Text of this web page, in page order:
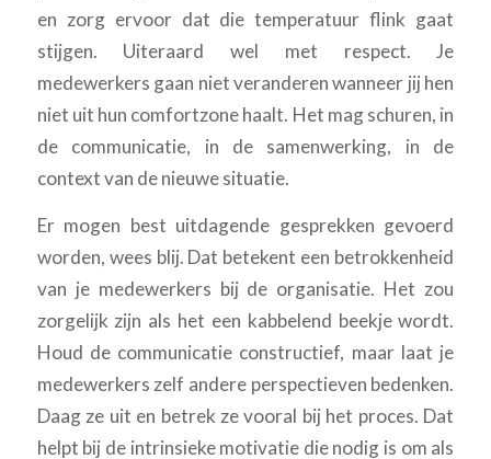
en zorg ervoor dat die temperatuur flink gaat
stijgen. Uiteraard wel met respect. Je
medewerkers gaan niet veranderen wanneer jij hen
niet uit hun comfortzone haalt. Het mag schuren, in
de communicatie, in de samenwerking, in de
context van de nieuwe situatie.
Er mogen best uitdagende gesprekken gevoerd
worden, wees blij. Dat betekent een betrokkenheid
van je medewerkers bij de organisatie. Het zou
zorgelijk zijn als het een kabbelend beekje wordt.
Houd de communicatie constructief, maar laat je
medewerkers zelf andere perspectieven bedenken.
Daag ze uit en betrek ze vooral bij het proces. Dat
helpt bij de intrinsieke motivatie die nodig is om als